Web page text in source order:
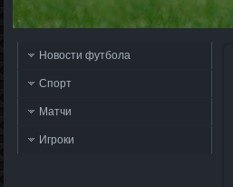
Новости футбола
Спорт
Матчи
Игроки